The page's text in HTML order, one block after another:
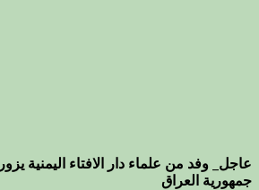
عاجل_ وفد من علماء دار الافتاء اليمنية
جمهورية العراق